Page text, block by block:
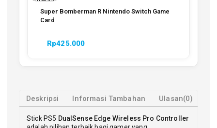
Super Bomberman R Nintendo Switch Game
Card
Rp425.000
Deskripsi Informasi Tambahan Ulasan(0)
Stick PS5 DualSense Edge Wireless Pro Controller